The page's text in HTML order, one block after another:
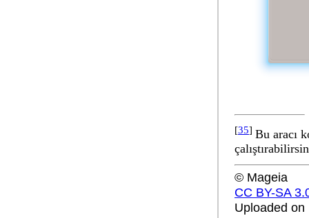
[35] Bu aracı
© Mageia
CC BY-SA
Uploaded